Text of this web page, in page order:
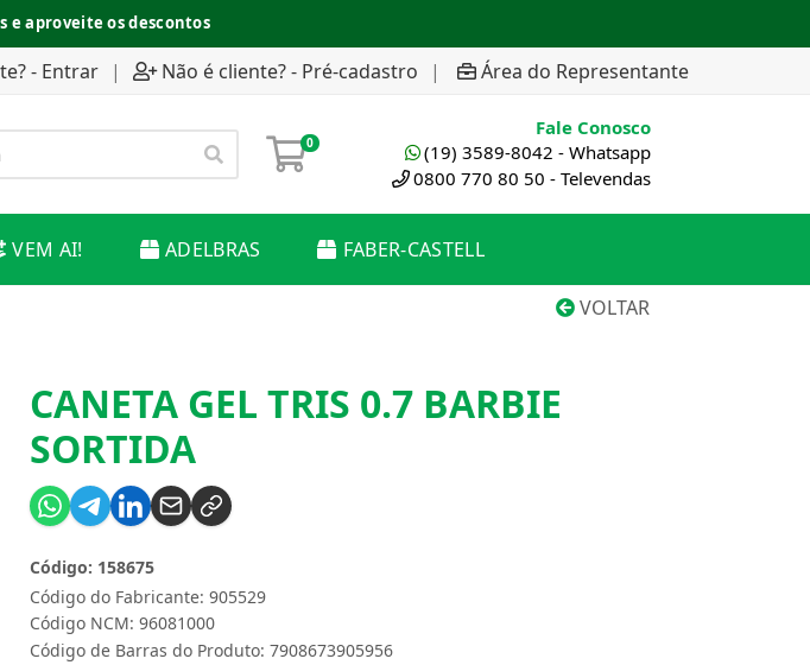
e aproveite os descontos
- Entrar | Não é cliente? - Pré-cadastro | Área do Representante
0
Fale Conosco
(19) 3589-8042 - Whatsapp
0800 770 80 50 - Televendas
VEM AI! ADELBRAS FABER-CASTELL
VOLTAR
CANETA GEL TRIS 0.7 BARBIE
SORTIDA
Código do Fabricante: 905529
Código: 158675
Código NCM: 96081000
Código de Barras do Produto: 7908673905956